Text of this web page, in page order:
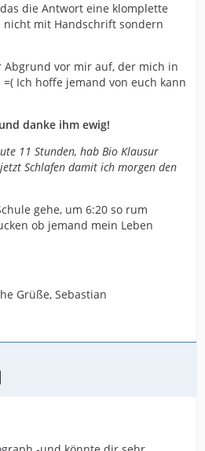
die Antwort eine klomplette
nicht mit Handschrift sondern
Abgrund vor mir auf, der mich in
Ich hoffe jemand von euch kann
danke ihm ewig!
11 Stunden, hab Bio Klausur
Schlafen damit ich morgen den
gehe, um 6:20 so rum
ob jemand mein Leben
Grüße, Sebastian